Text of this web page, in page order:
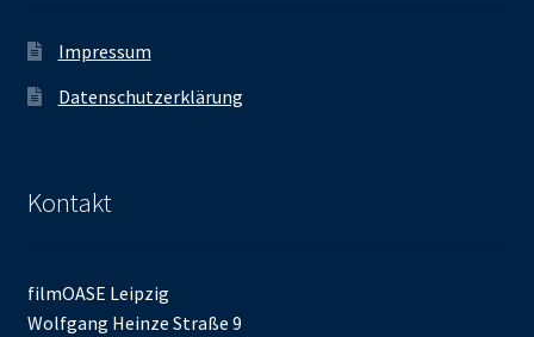
Impressum
Datenschutzerklärung
Kontakt
filmOASE Leipzig
Wolfgang Heinze Straße 9